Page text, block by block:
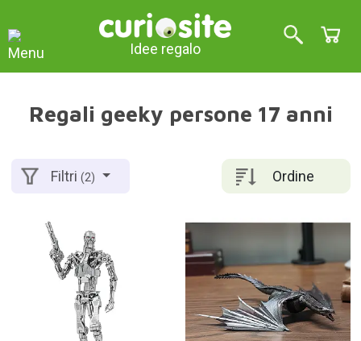
Idee regalo
Regali geeky persone 17 anni
Ordine
Filtri(2)